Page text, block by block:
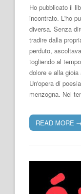
Ho pubblicato il
incontrato. L'ho
diversa. Senza
tradire dalla
perduto,
togliendo al
dolore e alla
Un'opera di
menzogna. Nel
READ MORE →